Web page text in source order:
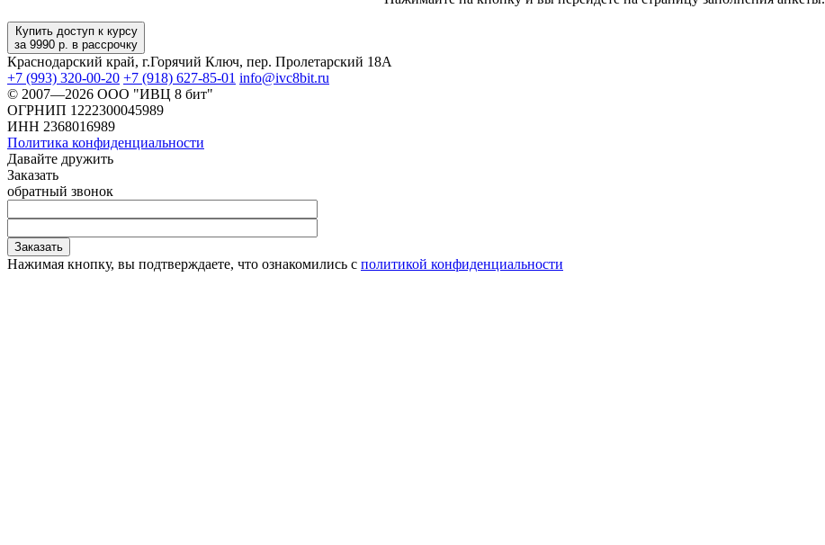
Купить доступ к курсу
за 9990 р. в рассрочку
Краснодарский край, г.Горячий Ключ, пер. Пролетарский 18А
+7 (993) 320-00-20 +7 (918) 627-85-01 info@ivc8bit.ru
© 2007—2026 ООО "ИВЦ 8 бит"
ОГРНИП 1222300045989
ИНН 2368016989
Политика конфиденциальности
Давайте дружить
Заказать
обратный звонок
Заказать
Нажимая кнопку, вы подтверждаете, что ознакомились с политикой конфиденциальности